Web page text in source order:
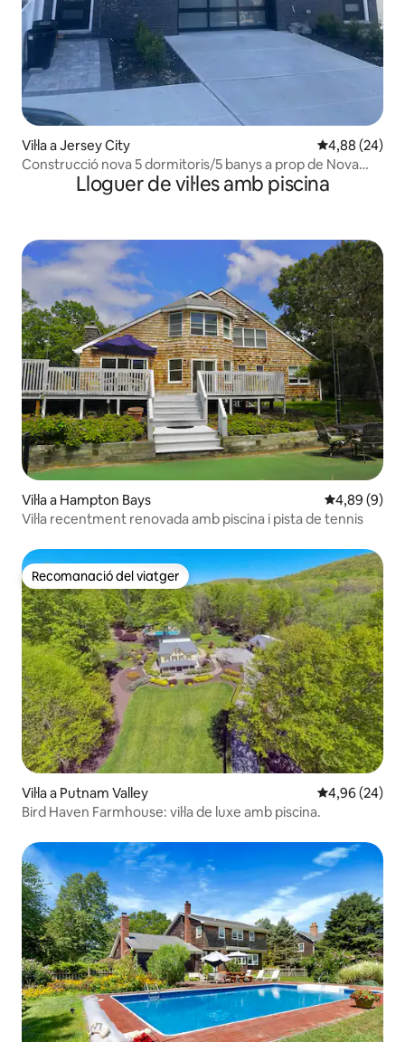
Vil·la a Jersey City 4,88 de
4,88 (24)
Construcció nova 5 dormitoris/5 banys a prop de Nova
Lloguer de vil·les amb piscina
Vil·la a Hampton Bays 4,89 de
4,89 (9)
Vil·la recentment renovada amb piscina i pista de tennis
Recomanació del viatger
Recomanació del viatger
Vil·la a Putnam Valley 4,96 de
4,96 (24)
Bird Haven Farmhouse: vil·la de luxe amb piscina.